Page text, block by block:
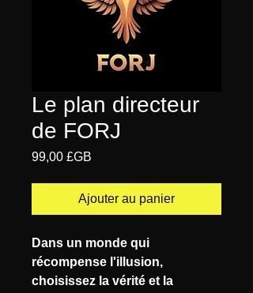
Le plan directeur
de FORJ
99,00 £GB
Ajouter au panier
Dans un monde qui
récompense l'illusion,
choisissez la vérité et la